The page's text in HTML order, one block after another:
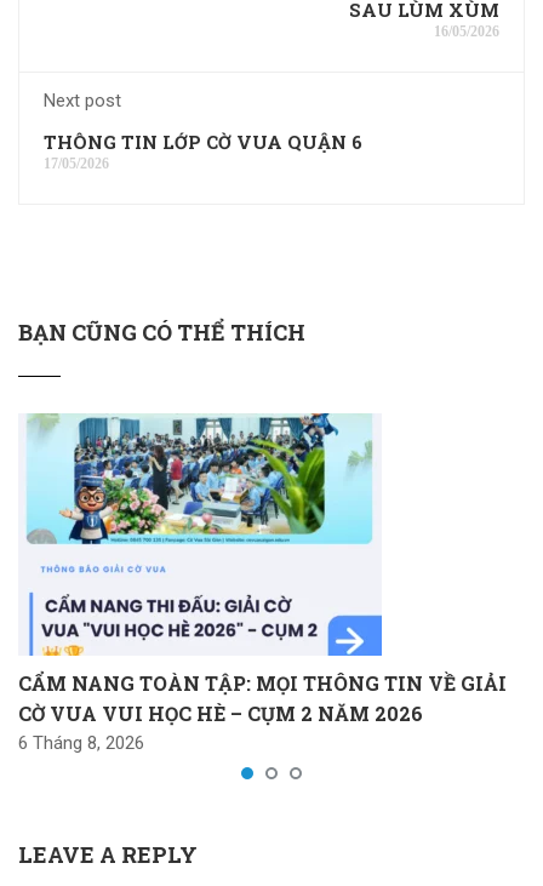
SAU LÙM XÙM
16/05/2026
Next post
THÔNG TIN LỚP CỜ VUA QUẬN 6
17/05/2026
BẠN CŨNG CÓ THỂ THÍCH
CẨM NANG TOÀN TẬP: MỌI THÔNG TIN VỀ GIẢI
CỜ VUA VUI HỌC HÈ – CỤM 2 NĂM 2026
6 Tháng 8, 2026
LEAVE A REPLY